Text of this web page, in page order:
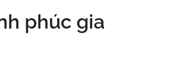
phúc gia